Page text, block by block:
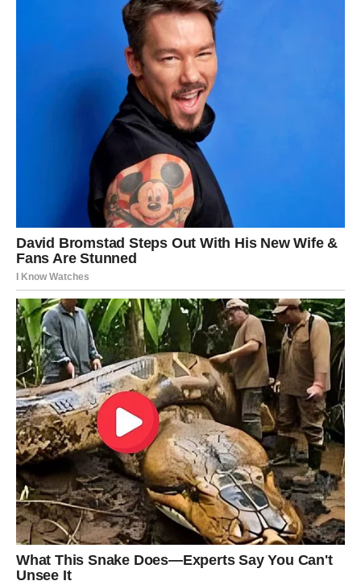
obradovati jeste činjenica da će se sve odvijati mnogo
lakše nego što ste očekivali.
Kada budete vidjeli prve rezultate, shvatićete da ste ušli u
jedno od najsrećnijih razdoblja ove godine.
Ljudi koji vas vole biće dio vaše sreće
Pred vama su brojni lijepi trenuci provedeni sa
porodicom i prijateljima.
Jedna osoba mogla bi vas posebno iznenaditi riječima
podrške ili gestom koja će vam pokazati koliko ste voljeni
i cijenjeni.
Takvi trenuci donijeće vam dodatnu snagu i potvrditi da
ste okruženi iskrenim ljudima.
Vrijeme je da vjerujete sebi i
svojim mogućnostima
Zvijezde vam poručuju da ne sumnjate u svoje
sposobnosti.
Posjedujete mudrost i strpljenje koje će vam pomoći da
ostvarite mnogo više nego što trenutno mislite.